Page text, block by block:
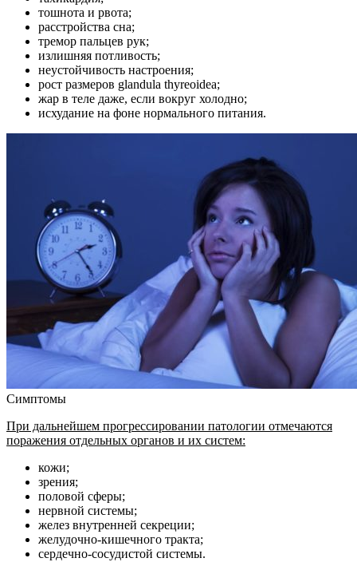
тошнота и рвота;
расстройства сна;
тремор пальцев рук;
излишняя потливость;
неустойчивость настроения;
рост размеров glandula thyreoidea;
жар в теле даже, если вокруг холодно;
исхудание на фоне нормального питания.
Симптомы
При дальнейшем прогрессировании патологии отмечаются
поражения отдельных органов и их систем:
кожи;
зрения;
половой сферы;
нервной системы;
желез внутренней секреции;
желудочно-кишечного тракта;
сердечно-сосудистой системы.